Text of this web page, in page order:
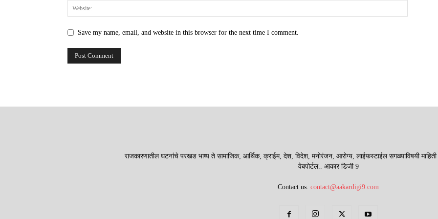
Save my name, email, and website in this browser for the next time I comment.
राजकारणातील घटनांचे परखड भाष्य ते सामाजिक, आर्थिक, क्राईम, देश, विदेश, मनोरंजन, आरोग्य, लाईफस्टाईल सगळ्याविषयी माहिती
वेबपोर्टल.. आकार डिजी 9
Contact us:contact@aakardigi9.com